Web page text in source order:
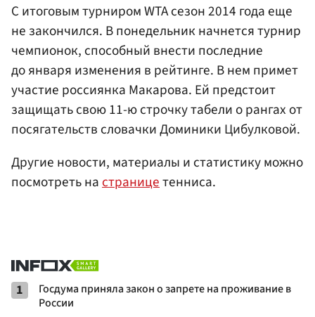
С итоговым турниром WTA сезон 2014 года еще
не закончился. В понедельник начнется турнир
чемпионок, способный внести последние
до января изменения в рейтинге. В нем примет
участие россиянка Макарова. Ей предстоит
защищать свою 11-ю строчку табели о рангах от
посягательств словачки Доминики Цибулковой.
Другие новости, материалы и статистику можно
посмотреть настраницетенниса.
1
Госдума приняла закон о запрете на проживание в
России